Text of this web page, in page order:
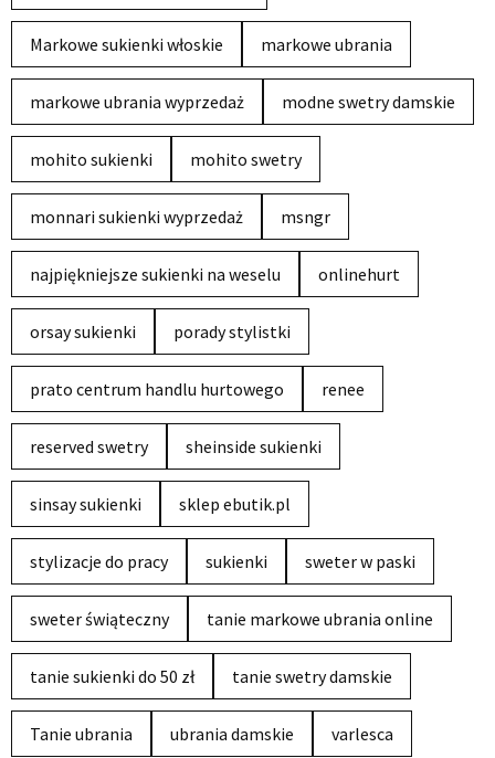
Markowe sukienki włoskie markowe ubrania
markowe ubrania wyprzedaż modne swetry damskie
mohito sukienki mohito swetry
monnari sukienki wyprzedaż msngr
najpiękniejsze sukienki na weselu onlinehurt
orsay sukienki porady stylistki
prato centrum handlu hurtowego renee
reserved swetry sheinside sukienki
sinsay sukienki sklep ebutik.pl
stylizacje do pracy sukienki sweter w paski
sweter świąteczny tanie markowe ubrania online
tanie sukienki do 50 zł tanie swetry damskie
Tanie ubrania ubrania damskie varlesca